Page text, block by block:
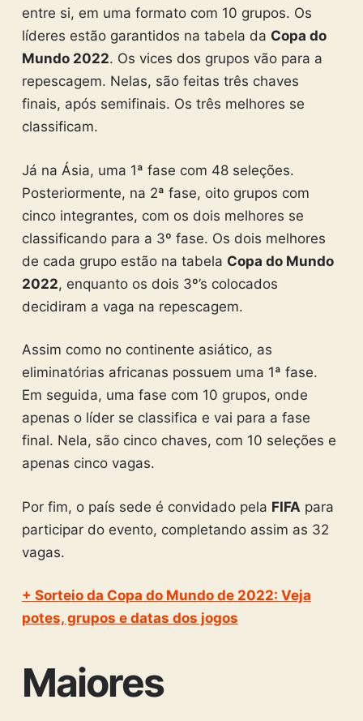
entre si, em uma formato com 10 grupos. Os
líderes estão garantidos na tabela da Copa do
Mundo 2022. Os vices dos grupos vão para a
repescagem. Nelas, são feitas três chaves
finais, após semifinais. Os três melhores se
classificam.
Já na Ásia, uma 1ª fase com 48 seleções.
Posteriormente, na 2ª fase, oito grupos com
cinco integrantes, com os dois melhores se
classificando para a 3º fase. Os dois melhores
de cada grupo estão na tabela Copa do Mundo
2022, enquanto os dois 3º’s colocados
decidiram a vaga na repescagem.
Assim como no continente asiático, as
eliminatórias africanas possuem uma 1ª fase.
Em seguida, uma fase com 10 grupos, onde
apenas o líder se classifica e vai para a fase
final. Nela, são cinco chaves, com 10 seleções e
apenas cinco vagas.
Por fim, o país sede é convidado pela FIFA para
participar do evento, completando assim as 32
vagas.
+ Sorteio da Copa do Mundo de 2022: Veja
potes, grupos e datas dos jogos
Maiores